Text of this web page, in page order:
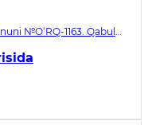
№O‘RQ-1163. Qabul